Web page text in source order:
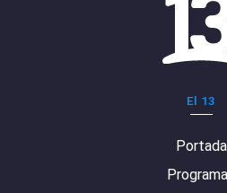
El 13
Portada